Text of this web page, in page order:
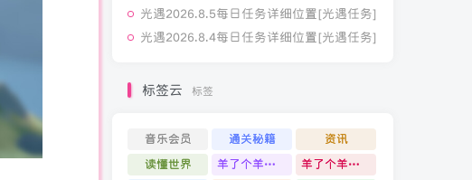
光遇2026.8.5每日任务详细位置[光遇任务]
光遇2026.8.4每日任务详细位置[光遇任务]
标签云 标签
音乐会员 通关秘籍
资讯
读懂世界
羊了个羊通关攻略
羊了个羊通关